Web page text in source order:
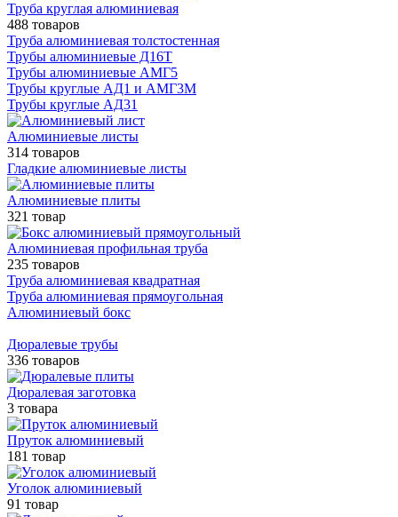
Труба круглая алюминиевая
488 товаров
Труба алюминиевая толстостенная
Трубы алюминиевые Д16Т
Трубы алюминиевые АМГ5
Трубы круглые АД1 и АМГ3М
Трубы круглые АД31
Алюминиевые листы
314 товаров
Гладкие алюминиевые листы
Алюминиевые плиты
321 товар
Алюминиевая профильная труба
235 товаров
Труба алюминиевая квадратная
Труба алюминиевая прямоугольная
Алюминиевый бокс
Дюралевые трубы
336 товаров
Дюралевая заготовка
3 товара
Пруток алюминиевый
181 товар
Уголок алюминиевый
91 товар